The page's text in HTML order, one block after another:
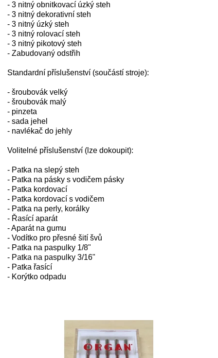
- 3 nitný obnitkovací úzký steh
- 3 nitný dekorativní steh
- 3 nitný úzký steh
- 3 nitný rolovací steh
- 3 nitný pikotový steh
- Zabudovaný odstřih
Standardní příslušenství (součástí stroje):
- šroubovák velký
- šroubovák malý
- pinzeta
- sada jehel
- navlékač do jehly
Volitelné příslušenství (lze dokoupit):
- Patka na slepý steh
- Patka na pásky s vodičem pásky
- Patka kordovací
- Patka kordovací s vodičem
- Patka na perly, korálky
- Řasící aparát
- Aparát na gumu
- Vodítko pro přesné šití švů
- Patka na paspulky 1/8"
- Patka na paspulky 3/16"
- Patka řasící
- Korýtko odpadu